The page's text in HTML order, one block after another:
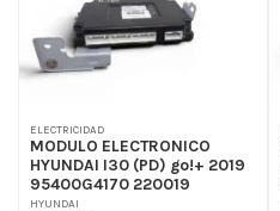
ELECTRICIDAD
MODULO ELECTRONICO
HYUNDAI I30 (PD) go!+ 2019
95400G4170 220019
HYUNDAI